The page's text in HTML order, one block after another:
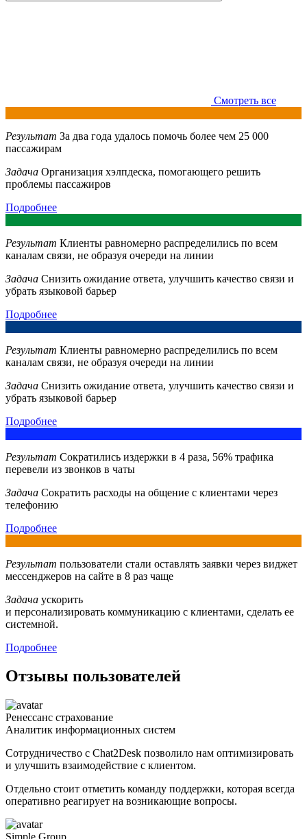
Смотреть все
Результат За два года удалось помочь более чем 25 000
пассажирам
Задача Организация хэлпдеска, помогающего решить
проблемы пассажиров
Подробнее
Результат Клиенты равномерно распределились по всем
каналам связи, не образуя очереди на линии
Задача Снизить ожидание ответа, улучшить качество связи и
убрать языковой барьер
Подробнее
Результат Клиенты равномерно распределились по всем
каналам связи, не образуя очереди на линии
Задача Снизить ожидание ответа, улучшить качество связи и
убрать языковой барьер
Подробнее
Результат Сократились издержки в 4 раза, 56% трафика
перевели из звонков в чаты
Задача Сократить расходы на общение с клиентами через
телефонию
Подробнее
Результат пользователи стали оставлять заявки через виджет
мессенджеров на сайте в 8 раз чаще
Задача ускорить
и персонализировать коммуникацию с клиентами, сделать ее
системной.
Подробнее
Отзывы пользователей
Ренессанс страхование
Аналитик информационных систем
Сотрудничество с Chat2Desk позволило нам оптимизировать
и улучшить взаимодействие с клиентом.
Отдельно стоит отметить команду поддержки, которая всегда
оперативно реагирует на возникающие вопросы.